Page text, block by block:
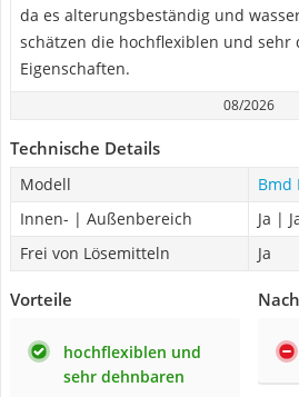
da es alterungsbeständig und
schätzen die hochflexiblen und sehr
Eigenschaften.
08/2026
Technische Details
Modell
‎Bmd
Innen- | Außenbereich
Ja |
Frei von Lösemitteln
Ja
Vorteile
hochflexiblen und
sehr dehnbaren